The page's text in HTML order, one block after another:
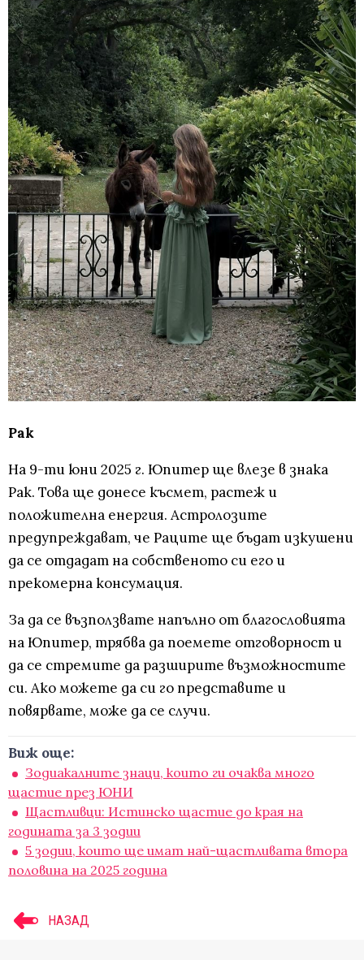
Рак
На 9-ти юни 2025 г. Юпитер ще влезе в знака
Рак. Това ще донесе късмет, растеж и
положителна енергия. Астролозите
предупреждават, че Раците ще бъдат изкушени
да се отдадат на собственото си его и
прекомерна консумация.
За да се възползвате напълно от благословията
на Юпитер, трябва да поемете отговорност и
да се стремите да разширите възможностите
си. Ако можете да си го представите и
повярвате, може да се случи.
Виж още:
Зодиакалните знаци, които ги очаква много
щастие през ЮНИ
Щастливци: Истинско щастие до края на
годината за 3 зодии
5 зодии, които ще имат най-щастливата втора
половина на 2025 година
НАЗАД